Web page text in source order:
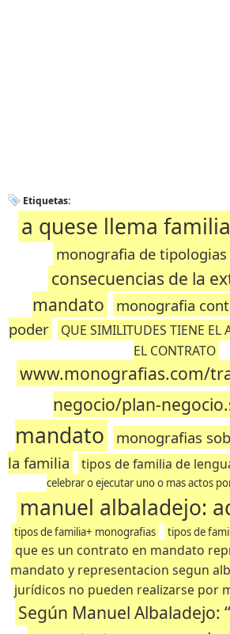
Etiquetas:
a quese llema
monografia de
consecuencias de la
mandato
monografia
poder
QUE SIMILITUDES TIENE EL
EL CONTRATO
www.monografias.com/
negocio/plan-
mandato
monografias
la familia
tipos de familia de
celebrar o ejecutar uno o mas actos
manuel albaladejo:
tipos de familia+ monografias tipos de
que es un contrato en mandato
mandato y representacion segun
jurídicos no pueden realizarse por
Según Manuel Albaladejo: